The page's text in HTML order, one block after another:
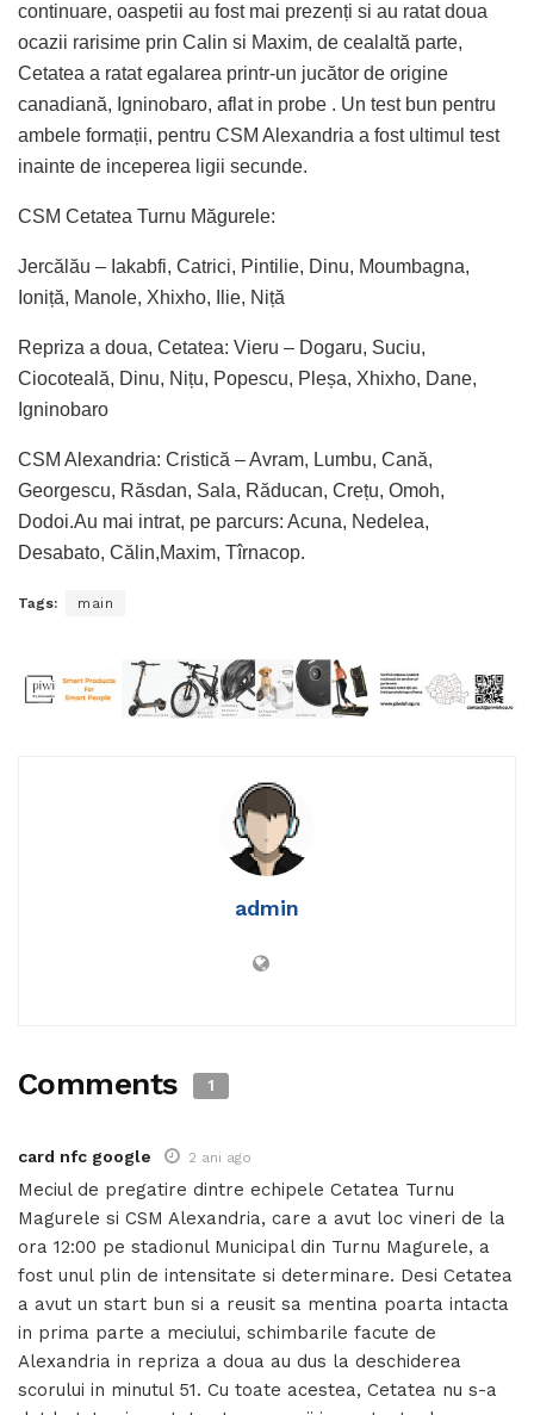
continuare, oaspetii au fost mai prezenți si au ratat doua
ocazii rarisime prin Calin si Maxim, de cealaltă parte,
Cetatea a ratat egalarea printr-un jucător de origine
canadiană, Igninobaro, aflat in probe . Un test bun pentru
ambele formații, pentru CSM Alexandria a fost ultimul test
inainte de inceperea ligii secunde.
CSM Cetatea Turnu Măgurele:
Jercălău – Iakabfi, Catrici, Pintilie, Dinu, Moumbagna,
Ioniță, Manole, Xhixho, Ilie, Niță
Repriza a doua, Cetatea: Vieru – Dogaru, Suciu,
Ciocoteală, Dinu, Nițu, Popescu, Pleșa, Xhixho, Dane,
Igninobaro
CSM Alexandria: Cristică – Avram, Lumbu, Cană,
Georgescu, Răsdan, Sala, Răducan, Crețu, Omoh,
Dodoi.Au mai intrat, pe parcurs: Acuna, Nedelea,
Desabato, Călin,Maxim, Tîrnacop.
Tags: main
admin
Comments 1
card nfc google 2 ani ago
Meciul de pregatire dintre echipele Cetatea Turnu
Magurele si CSM Alexandria, care a avut loc vineri de la
ora 12:00 pe stadionul Municipal din Turnu Magurele, a
fost unul plin de intensitate si determinare. Desi Cetatea
a avut un start bun si a reusit sa mentina poarta intacta
in prima parte a meciului, schimbarile facute de
Alexandria in repriza a doua au dus la deschiderea
scorului in minutul 51. Cu toate acestea, Cetatea nu s-a